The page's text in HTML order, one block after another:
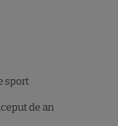
sport
de an